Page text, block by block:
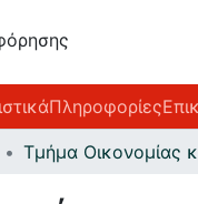
Πληροφορίες